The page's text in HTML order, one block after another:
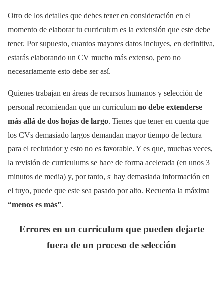
Otro de los detalles que debes tener en consideración en el
momento de elaborar tu curriculum es la extensión que este debe
tener. Por supuesto, cuantos mayores datos incluyes, en definitiva,
estarás elaborando un CV mucho más extenso, pero no
necesariamente esto debe ser así.
Quienes trabajan en áreas de recursos humanos y selección de
personal recomiendan que un curriculum no debe extenderse
más allá de dos hojas de largo. Tienes que tener en cuenta que
los CVs demasiado largos demandan mayor tiempo de lectura
para el reclutador y esto no es favorable. Y es que, muchas veces,
la revisión de curriculums se hace de forma acelerada (en unos 3
minutos de media) y, por tanto, si hay demasiada información en
el tuyo, puede que este sea pasado por alto. Recuerda la máxima
“menos es más”.
Errores en un curriculum que pueden dejarte
fuera de un proceso de selección